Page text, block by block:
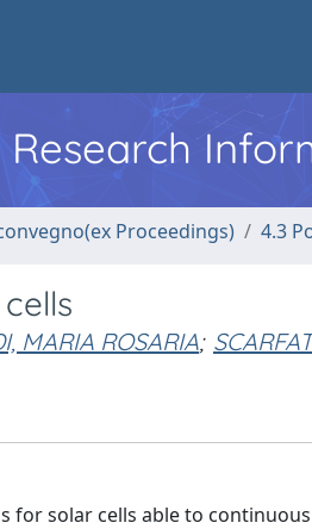
Proceedings) 4.3
MARIA ROSARIA;
for solar cells able to